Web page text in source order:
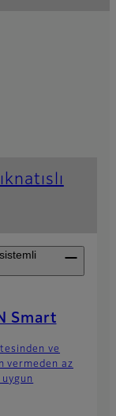
Smart
ve
vermeden az